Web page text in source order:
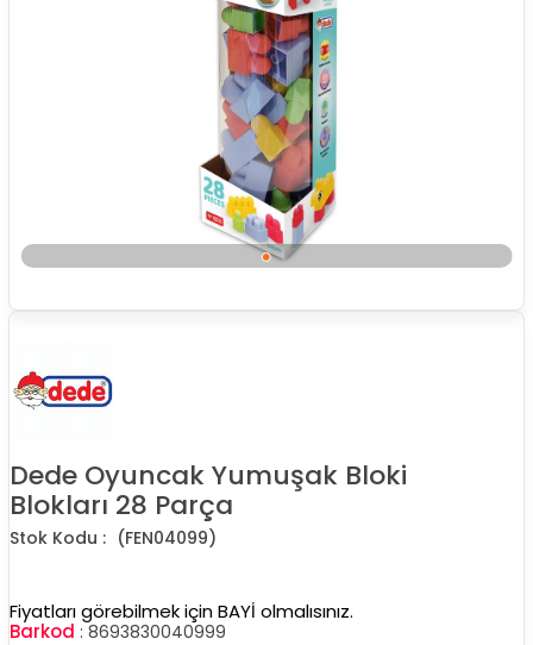
Dede Oyuncak Yumuşak Bloki
Blokları 28 Parça
(FEN04099)
Fiyatları görebilmek için BAYİ olmalısınız.
Barkod : 8693830040999